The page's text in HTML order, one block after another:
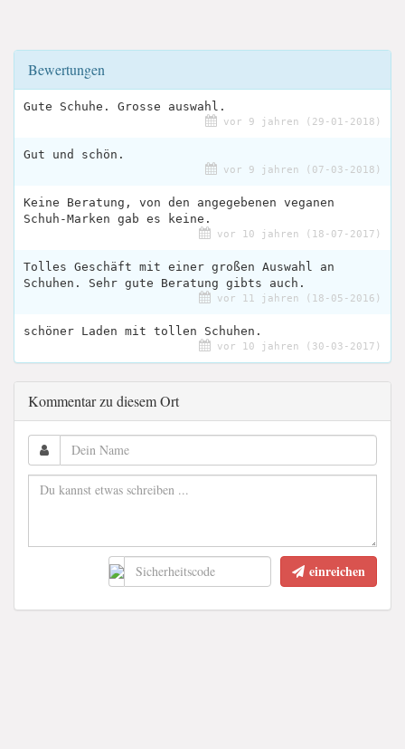
Bewertungen
Gute Schuhe. Grosse auswahl.
vor 9 jahren (29-01-2018)
Gut und schön.
vor 9 jahren (07-03-2018)
Keine Beratung, von den angegebenen veganen
Schuh-Marken gab es keine.
vor 10 jahren (18-07-2017)
Tolles Geschäft mit einer großen Auswahl an
Schuhen. Sehr gute Beratung gibts auch.
vor 11 jahren (18-05-2016)
schöner Laden mit tollen Schuhen.
vor 10 jahren (30-03-2017)
Kommentar zu diesem Ort
einreichen